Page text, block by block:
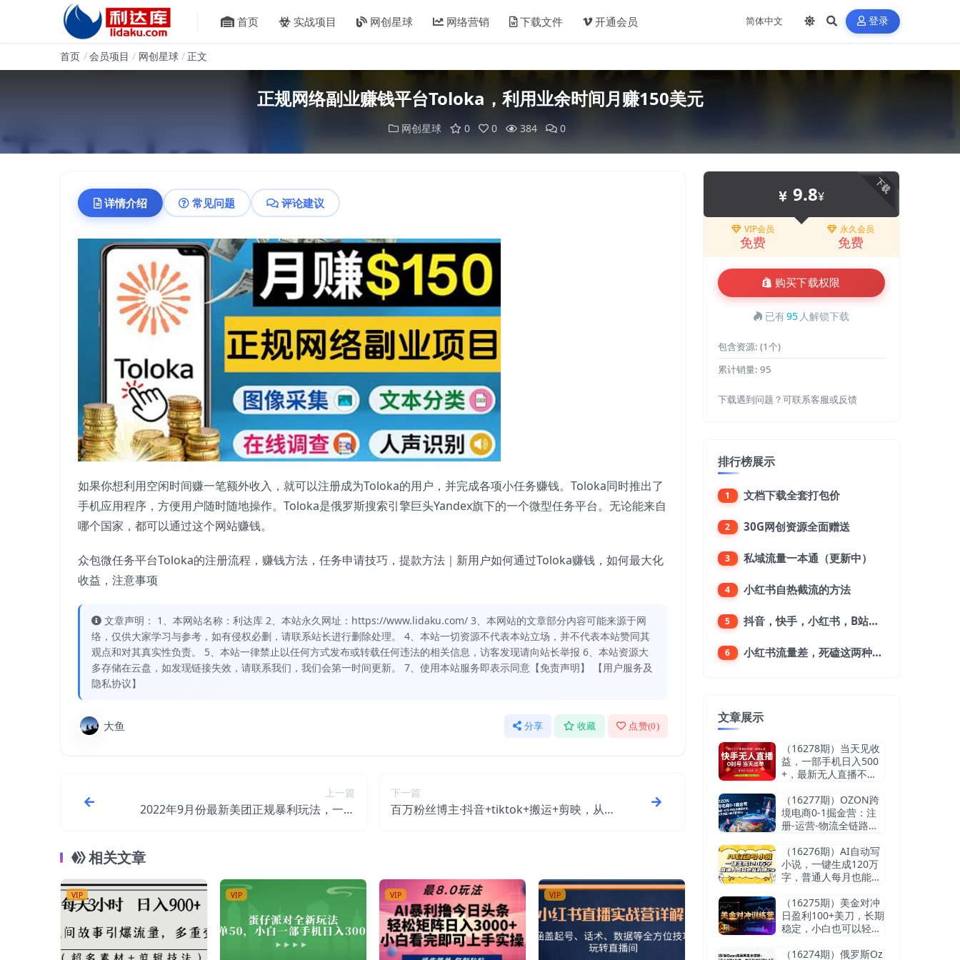
首页 实战项目 网创星球 网络营销 下载文件 开通会员 登录
首页 会员项目 网创星球 正文
正规网络副业赚钱平台Toloka，利用业余时间月赚150美元
网创星球 0 0 384 0
详情介绍 常见问题 评论建议
如果你想利用空闲时间赚一笔额外收入，就可以注册成为Toloka的用户，并完成各项小任务赚钱。Toloka同时推出了
手机应用程序，方便用户随时随地操作。Toloka是俄罗斯搜索引擎巨头Yandex旗下的一个微型任务平台。无论能来自
哪个国家，都可以通过这个网站赚钱。
众包微任务平台Toloka的注册流程，赚钱方法，任务申请技巧，提款方法｜新用户如何通过Toloka赚钱，如何最大化
收益，注意事项
文章声明： 1、本网站名称：利达库 2、本站永久网址：https://www.lidaku.com/ 3、本网站的文章部分内容可能来源于网
络，仅供大家学习与参考，如有侵权必删，请联系站长进行删除处理。 4、本站一切资源不代表本站立场，并不代表本站赞同其
观点和对其真实性负责。 5、本站一律禁止以任何方式发布或转载任何违法的相关信息，访客发现请向站长举报 6、本站资源大
多存储在云盘，如发现链接失效，请联系我们，我们会第一时间更新。 7、使用本站服务即表示同意【免责声明】 【用户服务及
隐私协议】
大鱼 分享 收藏 点赞(0)
上一篇
2022年9月份最新美团正规暴利玩法，一天
下一篇
百万粉丝博主·抖音+tiktok+搬运+剪映，从起
相关文章
VIP VIP VIP VIP
下载
9.8¥
VIP会员
免费
永久会员
免费
购买下载权限
已有95 人解锁下载
包含资源: (1个)
累计销量: 95
下载遇到问题？可联系客服或反馈
排行榜展示
1 文档下载全套打包价
2 30G网创资源全面赠送
3 私域流量一本通（更新中）
4 小红书自热截流的方法
5 抖音，快手，小红书，B站，微博，微信公众号，微信视频号。每一个平台，都是不一样的机会，对应不一样的赚钱思路
6 小红书流量差，死磕这两种笔记就好
文章展示
（16278期）当天见收
益，一部手机日入500
+，最新无人直播不违
（16277期）OZON跨
境电商0-1掘金营：注
册-运营-物流全链路体
收8w
（16276期）AI自动写
小说，一键生成120万
字，普通人每月也能躺
（16275期）美金对冲
日盈利100+美刀，长期
稳定，小白也可以轻松
（16274期）俄罗斯Oz